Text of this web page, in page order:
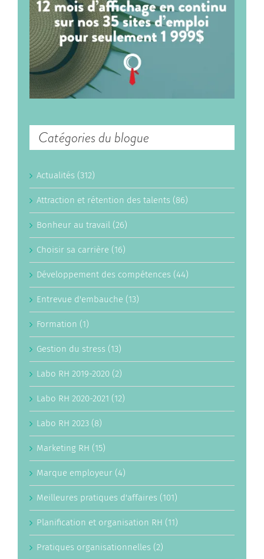
Catégories du blogue
Actualités (312)
Attraction et rétention des talents (86)
Bonheur au travail (26)
Choisir sa carrière (16)
Développement des compétences (44)
Entrevue d'embauche (13)
Formation (1)
Gestion du stress (13)
Labo RH 2019-2020 (2)
Labo RH 2020-2021 (12)
Labo RH 2023 (8)
Marketing RH (15)
Marque employeur (4)
Meilleures pratiques d'affaires (101)
Planification et organisation RH (11)
Pratiques organisationnelles (2)